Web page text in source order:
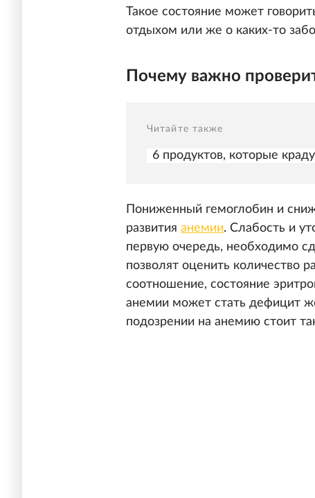
Такое состояние может
отдыхом или же о каких-то
Почему важно
Читайте также
6 продуктов, которые
Пониженный гемоглобин и
развития анемии. Слабость и
первую очередь, необходимо
позволят оценить количество
соотношение, состояние
анемии может стать дефицит
подозрении на анемию стоит